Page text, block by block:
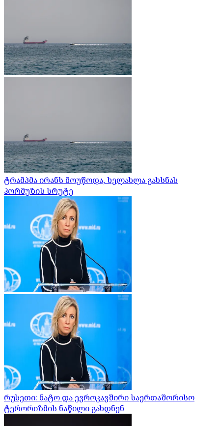
ტრამპმა ირანს მოუწოდა, ხელახლა გახსნას
ჰორმუზის სრუტე
რუსეთი: ნატო და ევროკავშირი საერთაშორისო
ტერორიზმის ნაწილი გახდნენ